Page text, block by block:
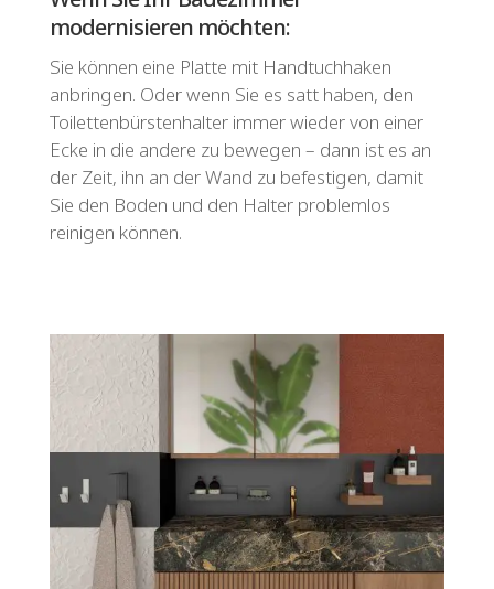
modernisieren möchten:
Sie können eine Platte mit Handtuchhaken
anbringen. Oder wenn Sie es satt haben, den
Toilettenbürstenhalter immer wieder von einer
Ecke in die andere zu bewegen – dann ist es an
der Zeit, ihn an der Wand zu befestigen, damit
Sie den Boden und den Halter problemlos
reinigen können.